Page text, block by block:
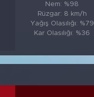
Nem: %98
Rüzgar: 8 km/h
Yağış Olasılığı: %79
Kar Olasılığı: %36